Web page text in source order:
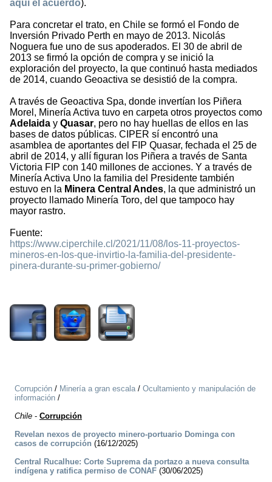
aquí el acuerdo).
Para concretar el trato, en Chile se formó el Fondo de
Inversión Privado Perth en mayo de 2013. Nicolás
Noguera fue uno de sus apoderados. El 30 de abril de
2013 se firmó la opción de compra y se inició la
exploración del proyecto, la que continuó hasta mediados
de 2014, cuando Geoactiva se desistió de la compra.
A través de Geoactiva Spa, donde invertían los Piñera
Morel, Minería Activa tuvo en carpeta otros proyectos como
Adelaida y Quasar, pero no hay huellas de ellos en las
bases de datos públicas. CIPER sí encontró una
asamblea de aportantes del FIP Quasar, fechada el 25 de
abril de 2014, y allí figuran los Piñera a través de Santa
Victoria FIP con 140 millones de acciones. Y a través de
Minería Activa Uno la familia del Presidente también
estuvo en la Minera Central Andes, la que administró un
proyecto llamado Minería Toro, del que tampoco hay
mayor rastro.
Fuente:
https://www.ciperchile.cl/2021/11/08/los-11-proyectos-
mineros-en-los-que-invirtio-la-familia-del-presidente-
pinera-durante-su-primer-gobierno/
Corrupción / Minería a gran escala/ Ocultamiento y manipulación de
información /
Chile - Corrupción
Revelan nexos de proyecto minero-portuario Dominga con
casos de corrupción (16/12/2025)
Central Rucalhue: Corte Suprema da portazo a nueva consulta
indígena y ratifica permiso de CONAF (30/06/2025)